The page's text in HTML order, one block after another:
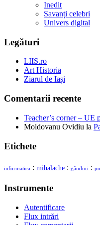
Inedit
Savanți celebri
Univers digital
Legături
LIIS.ro
Art Historia
Ziarul de Iași
Comentarii recente
Teacher’s corner – UE
Moldovanu Ovidiu la
Etichete
informatica : mihalache : gânduri :
Instrumente
Autentificare
Flux intrări